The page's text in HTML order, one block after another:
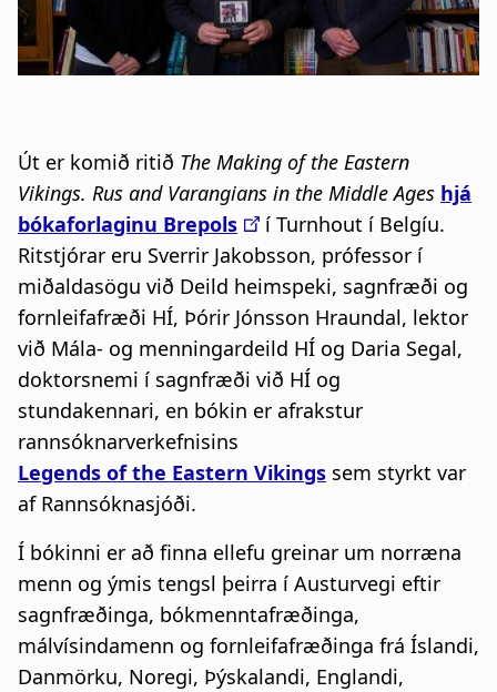
a
t
n
Út er komið ritið The Making of the Eastern
Vikings. Rus and Varangians in the Middle Ages hjá
bókaforlaginu Brepols
í Turnhout í Belgíu.
Ritstjórar eru Sverrir Jakobsson, prófessor í
miðaldasögu við Deild heimspeki, sagnfræði og
fornleifafræði HÍ, Þórir Jónsson Hraundal, lektor
við Mála- og menningardeild HÍ og Daria Segal,
doktorsnemi í sagnfræði við HÍ og
stundakennari, en bókin er afrakstur
rannsóknarverkefnisins
Legends of the Eastern Vikings sem styrkt var
af Rannsóknasjóði.
Í bókinni er að finna ellefu greinar um norræna
menn og ýmis tengsl þeirra í Austurvegi eftir
sagnfræðinga, bókmenntafræðinga,
málvísindamenn og fornleifafræðinga frá Íslandi,
Danmörku, Noregi, Þýskalandi, Englandi,